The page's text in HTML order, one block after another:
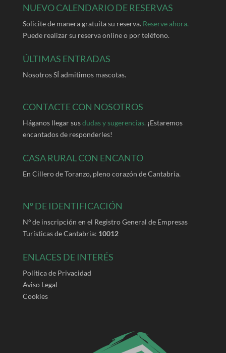
NUEVO CALENDARIO DE RESERVAS
Solicite de manera gratuita su reserva. Reserve ahora.
Puede realizar su reserva online o por teléfono.
ÚLTIMAS ENTRADAS
Nosotros SÍ admitimos mascotas.
CONTACTE CON NOSOTROS
Háganos llegar susdudas y sugerencias. ¡Estaremos
encantados de responderles!
CASA RURAL CON ENCANTO
En Cillero de Toranzo, pleno corazón de Cantabria.
Nº DE IDENTIFICACIÓN
Nº de inscripción en el Registro General de Empresas
Turísticas de Cantabria: 10012
ENLACES DE INTERÉS
Política de Privacidad
Aviso Legal
Cookies